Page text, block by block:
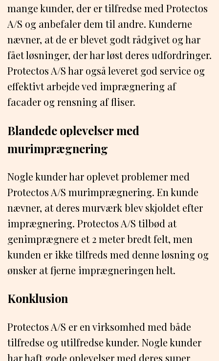
mange kunder, der er tilfredse med Protectos
A/S og anbefaler dem til andre. Kunderne
nævner, at de er blevet godt rådgivet og har
fået løsninger, der har løst deres udfordringer.
Protectos A/S har også leveret god service og
effektivt arbejde ved imprægnering af
facader og rensning af fliser.
Blandede oplevelser med
murimprægnering
Nogle kunder har oplevet problemer med
Protectos A/S murimprægnering. En kunde
nævner, at deres murværk blev skjoldet efter
imprægnering. Protectos A/S tilbød at
genimprægnere et 2 meter bredt felt, men
kunden er ikke tilfreds med denne løsning og
ønsker at fjerne imprægneringen helt.
Konklusion
Protectos A/S er en virksomhed med både
tilfredse og utilfredse kunder. Nogle kunder
har haft gode oplevelser med deres super